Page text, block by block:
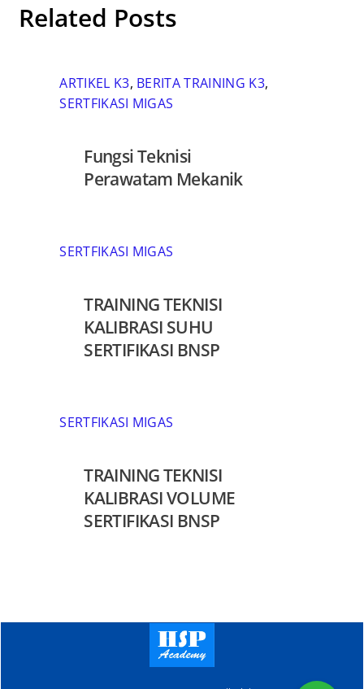
Related Posts
ARTIKEL K3, BERITA TRAINING K3,
SERTFIKASI MIGAS
Fungsi Teknisi
Perawatam Mekanik
SERTFIKASI MIGAS
TRAINING TEKNISI
KALIBRASI SUHU
SERTIFIKASI BNSP
SERTFIKASI MIGAS
TRAINING TEKNISI
KALIBRASI VOLUME
SERTIFIKASI BNSP